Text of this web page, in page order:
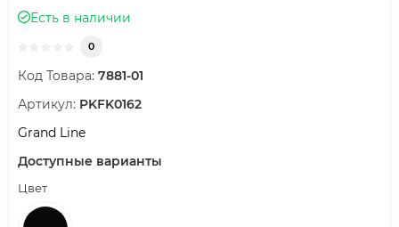
Есть в наличии
0
Код Товара: 7881-01
Артикул: PKFK0162
Grand Line
Доступные варианты
Цвет